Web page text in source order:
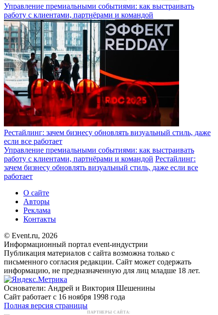
Управление премиальными событиями: как выстраивать
работу с клиентами, партнёрами и командой
Рестайлинг: зачем бизнесу обновлять визуальный стиль, даже
если все работает
Управление премиальными событиями: как выстраивать
работу с клиентами, партнёрами и командой Рестайлинг:
зачем бизнесу обновлять визуальный стиль, даже если все
работает
О сайте
Авторы
Реклама
Контакты
© Event.ru, 2026
Информационный портал event-индустрии
Публикация материалов с сайта возможна только с
письменного согласия редакции. Сайт может содержать
информацию, не предназначенную для лиц младше 18 лет.
Основатели: Андрей и Виктория Шешенины
Сайт работает с 16 ноября 1998 года
Полная версия страницы
ПАРТНЕРЫ САЙТА: